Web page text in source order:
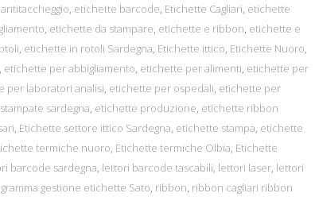
etichette barcode Etichette Cagliari etichette
etichette da stampare etichette e ribbon etichette e
etichette in rotoli Sardegna Etichette ittico Etichette Nuoro
etichette per abbigliamento etichette per alimenti etichette per
per laboratori analisi etichette per ospedali etichette per
sardegna etichette produzione etichette ribbon
Etichette settore ittico Sardegna etichette stampa etichette
termiche nuoro Etichette termiche Olbia Etichette
barcode sardegna lettori barcode tascabili lettori laser lettori
gestione etichette Sato ribbon ribbon cagliari ribbon